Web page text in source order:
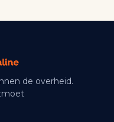
de overheid.